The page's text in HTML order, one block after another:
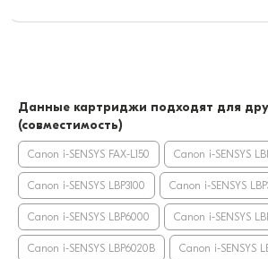
Данные картриджи подходят для
(совместимость)
Canon i-SENSYS FAX-L150 Canon i-SENSYS
Canon i-SENSYS LBP3100 Canon i-SENSYS
Canon i-SENSYS LBP6000 Canon i-SENSYS
Canon i-SENSYS LBP6020B Canon i-SENSYS